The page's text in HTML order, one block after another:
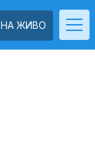
НА ЖИВО